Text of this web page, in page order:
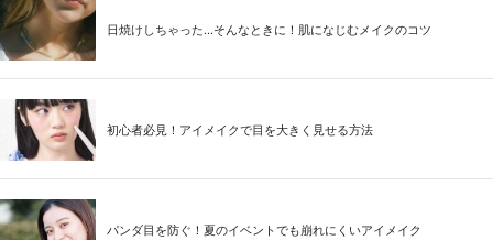
日焼けしちゃった...そんなときに！肌になじむメイクのコツ
初心者必見！アイメイクで目を大きく見せる方法
パンダ目を防ぐ！夏のイベントでも崩れにくいアイメイク